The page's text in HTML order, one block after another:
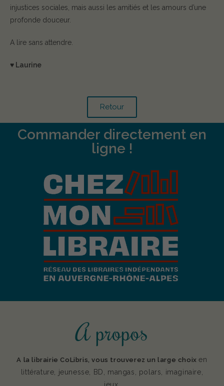
injustices sociales, mais aussi les amitiés et les amours d’une
profonde douceur.
A lire sans attendre.
♥️ Laurine
Retour
Commander directement en
ligne !
A propos
A la librairie CoLibris, vous trouverez un large choixen
littérature, jeunesse, BD, mangas, polars, imaginaire,